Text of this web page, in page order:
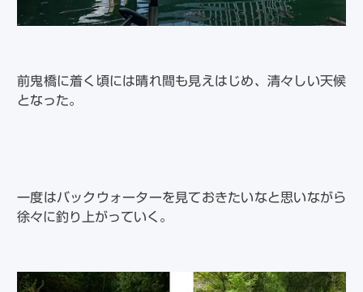
前鬼橋に着く頃には晴れ間も見えはじめ、清々しい天候
となった。
一度はバックウォーターを見ておきたいなと思いながら
徐々に釣り上がっていく。